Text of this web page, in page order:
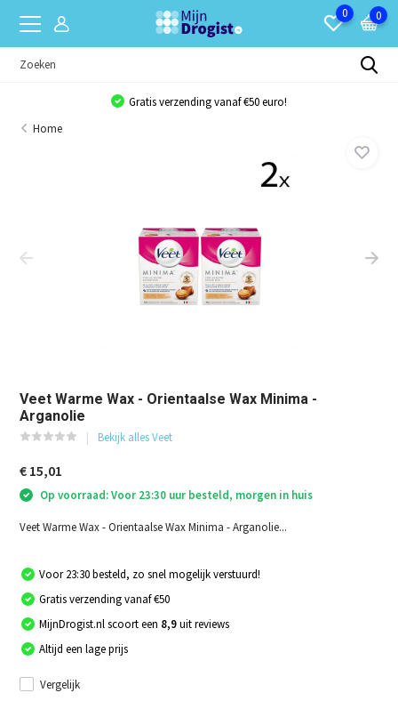
0 0
Gratis verzending vanaf €50 euro!
Home
Veet Warme Wax - Orientaalse Wax Minima -
Arganolie
Bekijk alles Veet
€ 15,01
Op voorraad: Voor 23:30 uur besteld, morgen in huis
Veet Warme Wax - Orientaalse Wax Minima - Arganolie...
Voor 23:30 besteld, zo snel mogelijk verstuurd!
Gratis verzending vanaf €50
MijnDrogist.nl scoort een 8,9uit reviews
Altijd een lage prijs
Vergelijk